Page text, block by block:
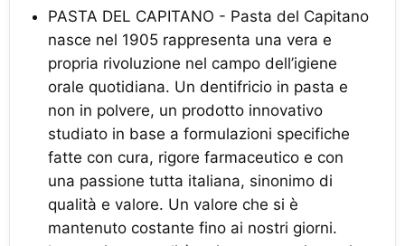
PASTA DEL CAPITANO - Pasta del Capitano
nasce nel 1905 rappresenta una vera e
propria rivoluzione nel campo dell’igiene
orale quotidiana. Un dentifricio in pasta e
non in polvere, un prodotto innovativo
studiato in base a formulazioni specifiche
fatte con cura, rigore farmaceutico e con
una passione tutta italiana, sinonimo di
qualità e valore. Un valore che si è
mantenuto costante fino ai nostri giorni.